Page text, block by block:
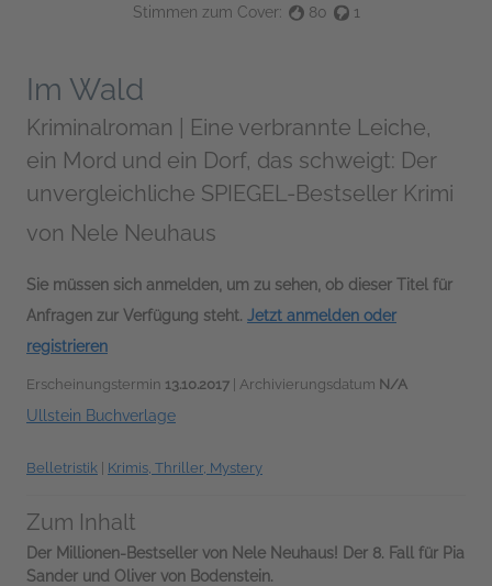
Stimmen zum Cover: 80 1
Im Wald
Kriminalroman | Eine verbrannte Leiche,
ein Mord und ein Dorf, das schweigt: Der
unvergleichliche SPIEGEL-Bestseller Krimi
von Nele Neuhaus
Sie müssen sich anmelden, um zu sehen, ob dieser Titel für
Anfragen zur Verfügung steht. Jetzt anmelden oder
registrieren
Erscheinungstermin 13.10.2017 | Archivierungsdatum N/A
Ullstein Buchverlage
Belletristik | Krimis, Thriller, Mystery
Zum Inhalt
Der Millionen-Bestseller von Nele Neuhaus! Der 8. Fall für Pia
Sander und Oliver von Bodenstein.